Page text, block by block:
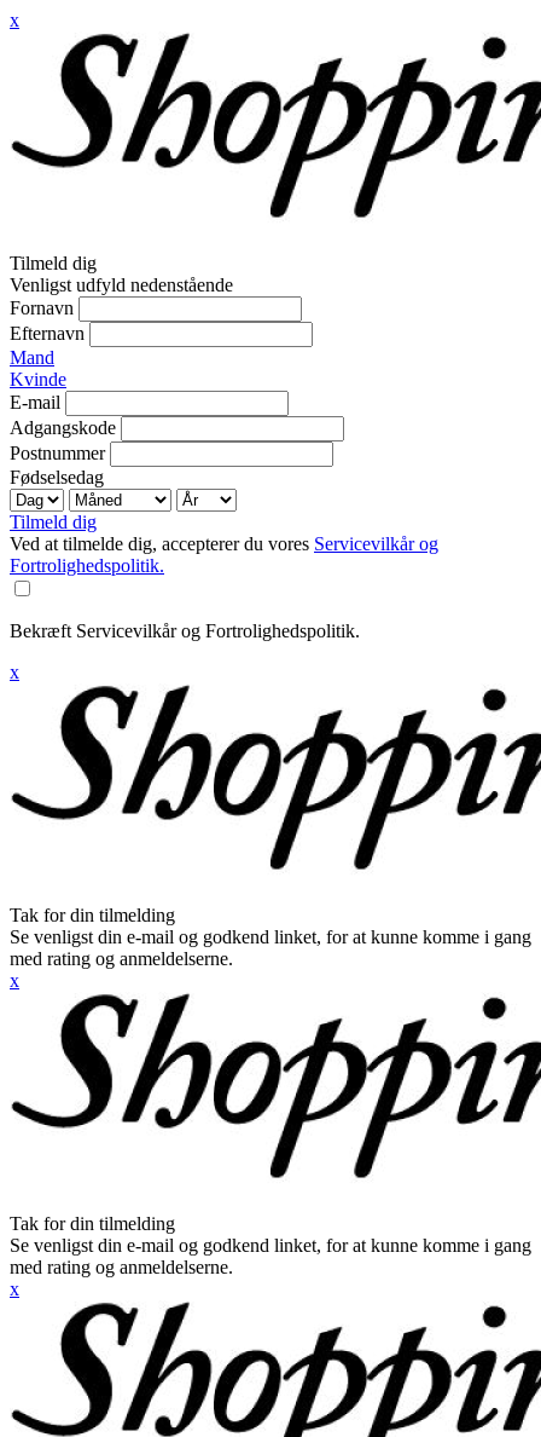
x
Tilmeld dig
Venligst udfyld nedenstående
Fornavn
Efternavn
Mand
Kvinde
E-mail
Adgangskode
Postnummer
Fødselsedag
Tilmeld dig
Ved at tilmelde dig, accepterer du vores Servicevilkår og
Fortrolighedspolitik.
Bekræft Servicevilkår og Fortrolighedspolitik.
x
Tak for din tilmelding
Se venligst din e-mail og godkend linket, for at kunne komme i gang
med rating og anmeldelserne.
x
Tak for din tilmelding
Se venligst din e-mail og godkend linket, for at kunne komme i gang
med rating og anmeldelserne.
x